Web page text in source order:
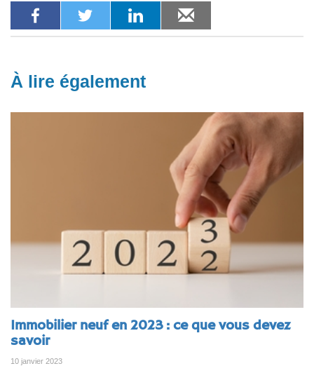
À lire également
Immobilier neuf en 2023 : ce que vous devez
savoir
10 janvier 2023